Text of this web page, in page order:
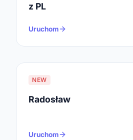
z PL
Uruchom
NEW
Radosław
Uruchom